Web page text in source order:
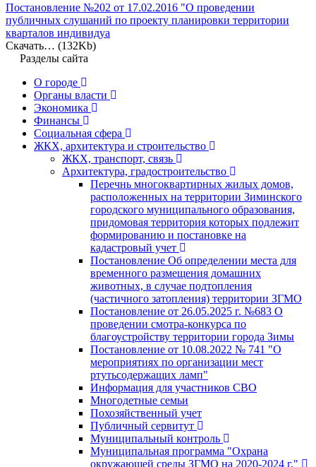
Постановление №202 от 17.02.2016 "О проведении
публичных слушаний по проекту планировки территории
кварталов индивидуа
Скачать… (132Kb)
Разделы сайта
О городе
Органы власти
Экономика
Финансы
Социальная сфера
ЖКХ, архитектура и строительство
ЖКХ, транспорт, связь
Архитектура, градостроительство
Перечнь многоквартирных жилых домов,
расположенных на территории Зиминского
городского муниципального образования,
придомовая территория которых подлежит
формированию и постановке на
кадастровый учет
Постановление Об определении места для
временного размещения домашних
животных, в случае подтопления
(частичного затопления) территории ЗГМО
Постановление от 26.05.2025 г. №683 О
проведении смотра-конкурса по
благоустройству территории города Зимы
Постановление от 10.08.2022 № 741 "О
мероприятиях по организации мест
ртутьсодержащих ламп"
Информация для участников СВО
Многодетные семьи
Похозяйственный учет
Публичный сервитут
Муниципальный контроль
Муниципальная программа "Охрана
окружающей среды ЗГМО на 2020-2024 г."